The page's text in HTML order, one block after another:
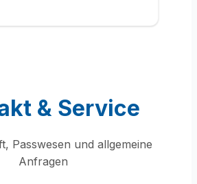
& Service
Passwesen und allgemeine
Anfragen